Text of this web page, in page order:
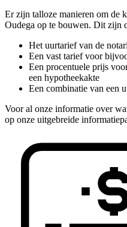
Er zijn talloze manieren om de
Oudega op te bouwen. Dit zijn
Het uurtarief van de
Een vast tarief voor
Een procentuele prijs
een hypotheekakte
Een combinatie van een
Voor al onze informatie over
op onze uitgebreide